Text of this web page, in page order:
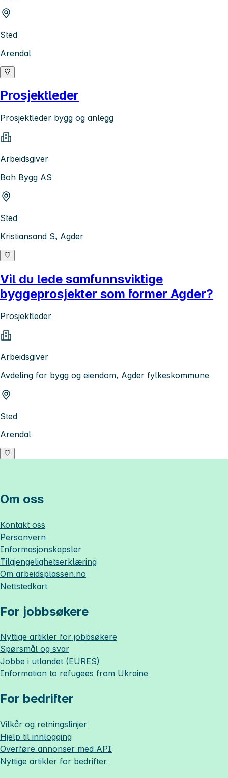
Sted
Arendal
Prosjektleder
Prosjektleder bygg og anlegg
Arbeidsgiver
Boh Bygg AS
Sted
Kristiansand S, Agder
Vil du lede samfunnsviktige
byggeprosjekter som former Agder?
Prosjektleder
Arbeidsgiver
Avdeling for bygg og eiendom, Agder fylkeskommune
Sted
Arendal
Om oss
Kontakt oss
Personvern
Informasjonskapsler
Tilgjengelighetserklæring
Om arbeidsplassen.no
Nettstedkart
For jobbsøkere
Nyttige artikler for jobbsøkere
Spørsmål og svar
Jobbe i utlandet (EURES)
Information to refugees from Ukraine
For bedrifter
Vilkår og retningslinjer
Hjelp til innlogging
Overføre annonser med API
Nyttige artikler for bedrifter